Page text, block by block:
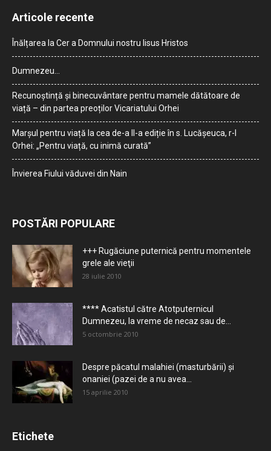
Articole recente
Înălțarea la Cer a Domnului nostru Iisus Hristos
Dumnezeu…
Recunoștință și binecuvântare pentru mamele dătătoare de
viață – din partea preoților Vicariatului Orhei
Marșul pentru viață la cea de-a II-a ediție în s. Lucășeuca, r-l
Orhei: „Pentru viață, cu inimă curată”
Învierea Fiului văduvei din Nain
POSTĂRI POPULARE
+++ Rugăciune puternică pentru momentele
grele ale vieţii
28 iulie 2010
**** Acatistul către Atotputernicul
Dumnezeu, la vreme de necaz sau de...
5 octombrie 2010
Despre păcatul malahiei (masturbării) şi
onaniei (pazei de a nu avea...
15 aprilie 2010
Etichete